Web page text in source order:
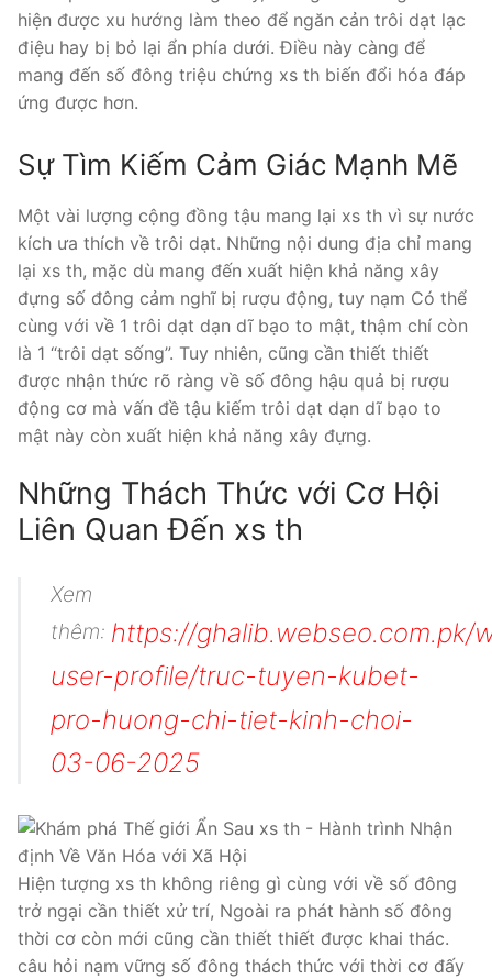
hiện được xu hướng làm theo để ngăn cản trôi dạt lạc
điệu hay bị bỏ lại ẩn phía dưới. Điều này càng để
mang đến số đông triệu chứng xs th biến đổi hóa đáp
ứng được hơn.
Sự Tìm Kiếm Cảm Giác Mạnh Mẽ
Một vài lượng cộng đồng tậu mang lại xs th vì sự nước
kích ưa thích về trôi dạt. Những nội dung địa chỉ mang
lại xs th, mặc dù mang đến xuất hiện khả năng xây
đựng số đông cảm nghĩ bị rượu động, tuy nạm Có thể
cùng với về 1 trôi dạt dạn dĩ bạo to mật, thậm chí còn
là 1 “trôi dạt sống”. Tuy nhiên, cũng cần thiết thiết
được nhận thức rõ ràng về số đông hậu quả bị rượu
động cơ mà vấn đề tậu kiếm trôi dạt dạn dĩ bạo to
mật này còn xuất hiện khả năng xây đựng.
Những Thách Thức với Cơ Hội
Liên Quan Đến xs th
Xem
thêm: https://ghalib.webseo.com.pk/
user-profile/truc-tuyen-kubet-
pro-huong-chi-tiet-kinh-choi-
03-06-2025
Hiện tượng xs th không riêng gì cùng với về số đông
trở ngại cần thiết xử trí, Ngoài ra phát hành số đông
thời cơ còn mới cũng cần thiết thiết được khai thác.
câu hỏi nạm vững số đông thách thức với thời cơ đấy